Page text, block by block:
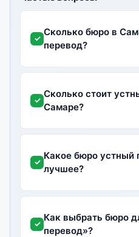
Сколько бюро в
перевод?
Сколько стоит
Самаре?
Какое бюро устный
лучшее?
Как выбрать бюро
перевод»?